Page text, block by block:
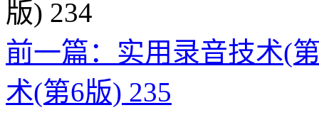
前一篇：实用录音技术(
术(第6版) 235